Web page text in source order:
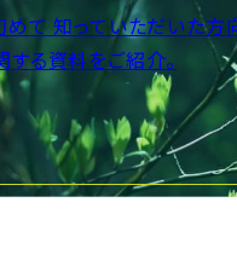
めて 知っていただいた方
する資料をご紹介。